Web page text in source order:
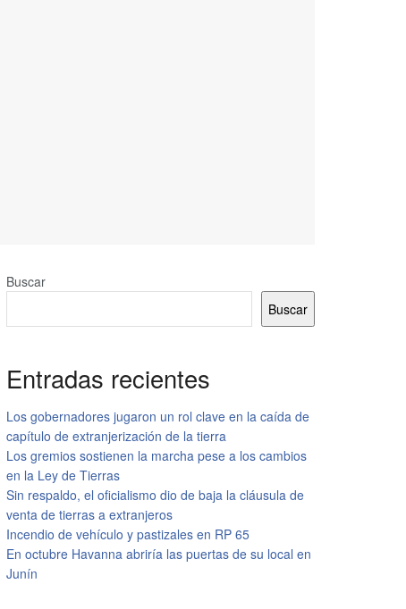
Buscar
Buscar
Entradas recientes
Los gobernadores jugaron un rol clave en la caída de
capítulo de extranjerización de la tierra
Los gremios sostienen la marcha pese a los cambios
en la Ley de Tierras
Sin respaldo, el oficialismo dio de baja la cláusula de
venta de tierras a extranjeros
Incendio de vehículo y pastizales en RP 65
En octubre Havanna abriría las puertas de su local en
Junín